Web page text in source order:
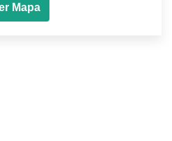
Mapa